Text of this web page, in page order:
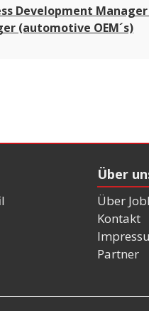
Development
(automotive OEM´s)
Über
Über
Kontakt
Partner